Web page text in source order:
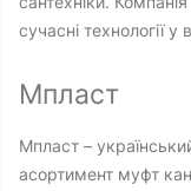
сучасні технології
Мпласт
Мпласт –
асортимент муфт